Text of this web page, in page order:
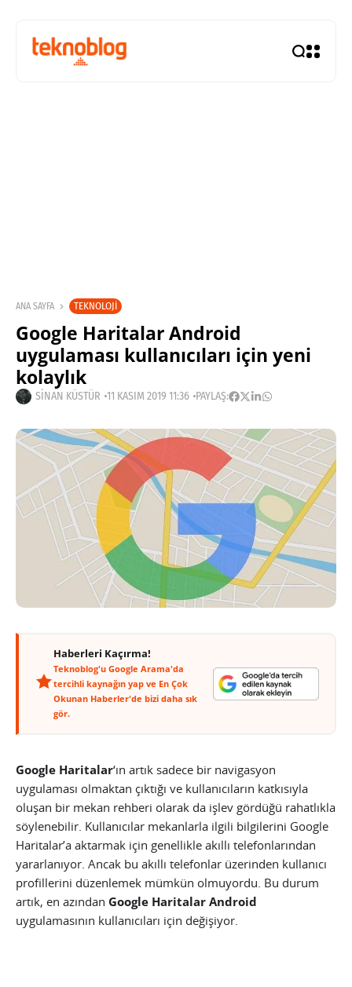
ANA SAYFA TEKNOLOJI
Google Haritalar Android
uygulaması kullanıcıları için yeni
kolaylık
SINAN KÜSTÜR 11 KASIM 2019 11:36 PAYLAŞ:
Haberleri Kaçırma!
Teknoblog'u Google Arama'da
tercihli kaynağın yap ve En Çok
Okunan Haberler'de bizi daha sık
gör.
Google Haritalar‘ın artık sadece bir navigasyon
uygulaması olmaktan çıktığı ve kullanıcıların katkısıyla
oluşan bir mekan rehberi olarak da işlev gördüğü rahatlıkla
söylenebilir. Kullanıcılar mekanlarla ilgili bilgilerini Google
Haritalar’a aktarmak için genellikle akıllı telefonlarından
yararlanıyor. Ancak bu akıllı telefonlar üzerinden kullanıcı
profillerini düzenlemek mümkün olmuyordu. Bu durum
artık, en azından Google Haritalar Android
uygulamasının kullanıcıları için değişiyor.